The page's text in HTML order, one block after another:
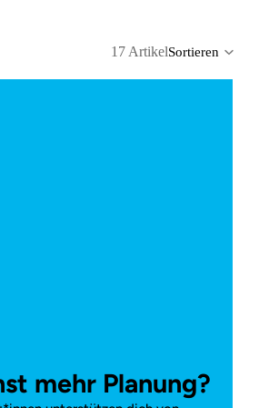
17 ArtikelSortieren
mehr Planung?